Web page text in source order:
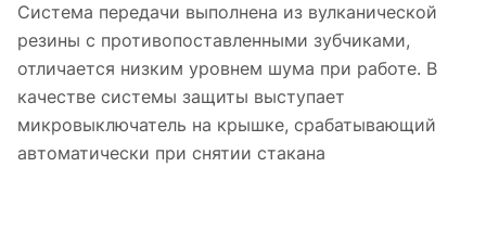
Система передачи выполнена из вулканической
резины с противопоставленными зубчиками,
отличается низким уровнем шума при работе. В
качестве системы защиты выступает
микровыключатель на крышке, срабатывающий
автоматически при снятии стакана